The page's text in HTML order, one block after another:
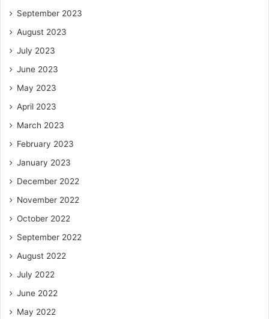
September 2023
August 2023
July 2023
June 2023
May 2023
April 2023
March 2023
February 2023
January 2023
December 2022
November 2022
October 2022
September 2022
August 2022
July 2022
June 2022
May 2022